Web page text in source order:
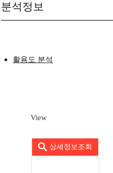
분석정보
활용도 분석
View
상세정보조회